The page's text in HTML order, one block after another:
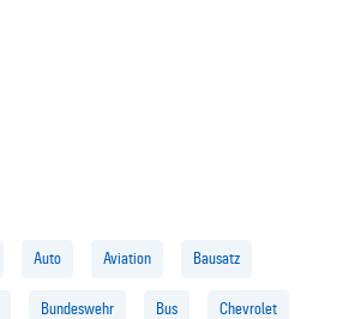
Auto Aviation Bausatz
Bundeswehr Bus Chevrolet